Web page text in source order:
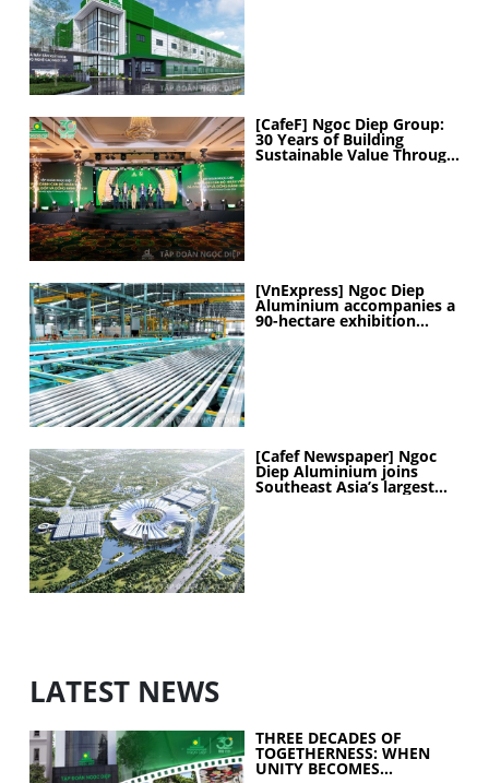
[CafeF] Ngoc Diep Group:
30 Years of Building
Sustainable Value Through
[VnExpress] Ngoc Diep
Aluminium accompanies a
90-hectare exhibition
[Cafef Newspaper] Ngoc
Diep Aluminium joins
Southeast Asia’s largest
exhibition center project
LATEST NEWS
THREE DECADES OF
TOGETHERNESS: WHEN
UNITY BECOMES